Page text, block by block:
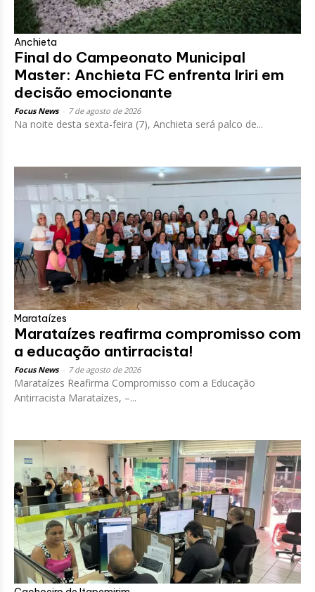
Anchieta
Final do Campeonato Municipal
Master: Anchieta FC enfrenta Iriri em
decisão emocionante
Focus News 7 de agosto de 2026
Na noite desta sexta-feira (7), Anchieta será palco de...
Marataízes
Marataízes reafirma compromisso com
a educação antirracista!
Focus News 7 de agosto de 2026
Marataízes Reafirma Compromisso com a Educação
Antirracista Marataízes, –...